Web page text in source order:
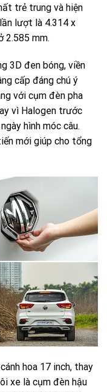
trẻ trung và hiện
lượt là 4.314 x
2.585 mm.
3D đen bóng, viền
cấp đáng chú ý
với cụm đèn pha
vì Halogen trước
hình móc câu.
mới giúp cho tổng
hoa 17 inch, thay
xe là cụm đèn hậu